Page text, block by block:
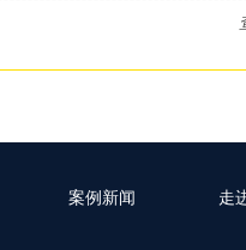
案例新闻 走